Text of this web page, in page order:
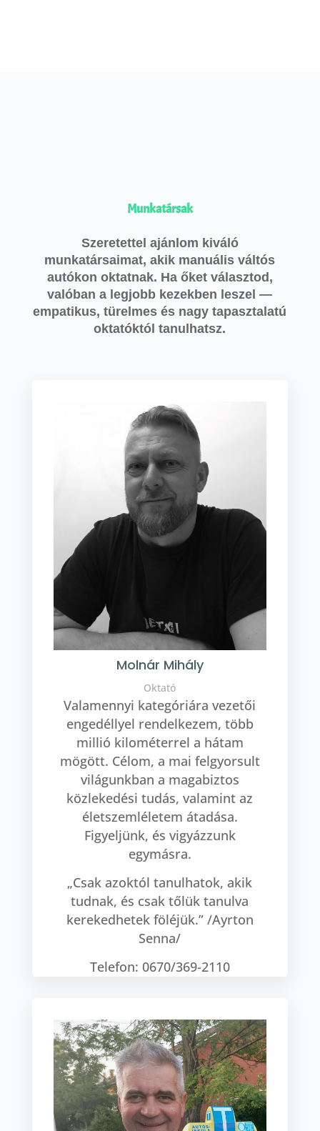
Munkatársak
Szeretettel ajánlom kiváló
munkatársaimat, akik manuális váltós
autókon oktatnak. Ha őket választod,
valóban a legjobb kezekben leszel —
empatikus, türelmes és nagy tapasztalatú
oktatóktól tanulhatsz.
Molnár Mihály
Oktató
Valamennyi kategóriára vezetői
engedéllyel rendelkezem, több
millió kilométerrel a hátam
mögött. Célom, a mai felgyorsult
világunkban a magabiztos
közlekedési tudás, valamint az
életszemléletem átadása.
Figyeljünk, és vigyázzunk
egymásra.
„Csak azoktól tanulhatok, akik
tudnak, és csak tőlük tanulva
kerekedhetek föléjük.” /Ayrton
Senna/
Telefon: 0670/369-2110